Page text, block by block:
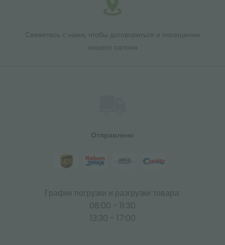
Свяжитесь с нами, чтобы договориться о посещении
нашего салона
Отправлено
График погрузки и разгрузки товара:
08:00 - 11:30
13:30 - 17:00